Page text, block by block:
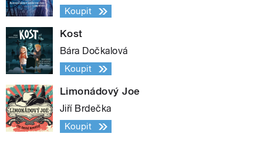
Koupit
Kost
Bára Dočkalová
Koupit
Limonádový Joe
Jiří Brdečka
Koupit